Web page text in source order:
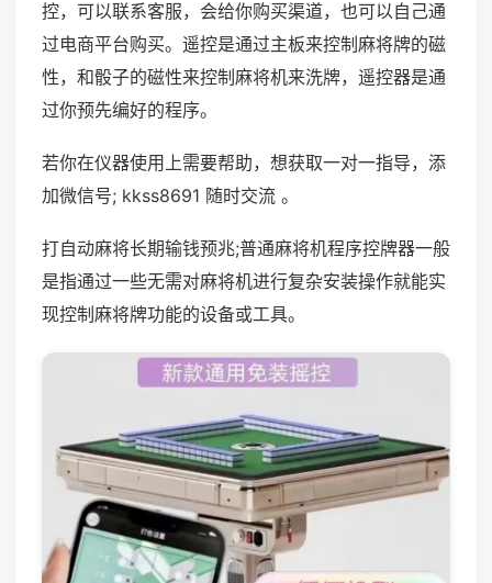
控，可以联系客服，会给你购买渠道，也可以自己通
过电商平台购买。遥控是通过主板来控制麻将牌的磁
性，和骰子的磁性来控制麻将机来洗牌，遥控器是通
过你预先编好的程序。
若你在仪器使用上需要帮助，想获取一对一指导，添
加微信号; kkss8691 随时交流 。
打自动麻将长期输钱预兆;普通麻将机程序控牌器一般
是指通过一些无需对麻将机进行复杂安装操作就能实
现控制麻将牌功能的设备或工具。